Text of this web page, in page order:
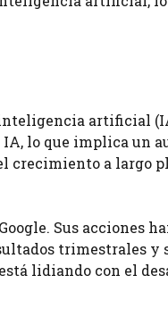
artificial
lo que implica un
crecimiento a largo
Sus acciones
trimestrales y
lidiando con el